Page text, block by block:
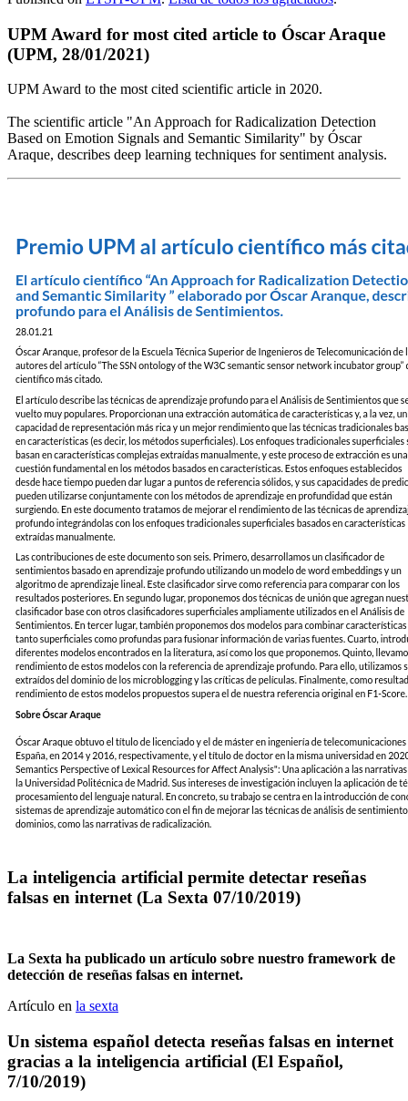
UPM Award for most cited article to Óscar Araque
(UPM, 28/01/2021)
UPM Award to the most cited scientific article in 2020.
The scientific article "An Approach for Radicalization Detection
Based on Emotion Signals and Semantic Similarity" by Óscar
Araque, describes deep learning techniques for sentiment analysis.
La inteligencia artificial permite detectar reseñas
falsas en internet (La Sexta 07/10/2019)
La Sexta ha publicado un artículo sobre nuestro framework de
detección de reseñas falsas en internet.
Artículo en la sexta
Un sistema español detecta reseñas falsas en internet
gracias a la inteligencia artificial (El Español,
7/10/2019)